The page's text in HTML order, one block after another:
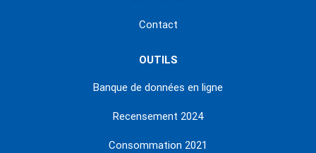
Contact
OUTILS
Banque de données en ligne
Recensement 2024
Consommation 2021